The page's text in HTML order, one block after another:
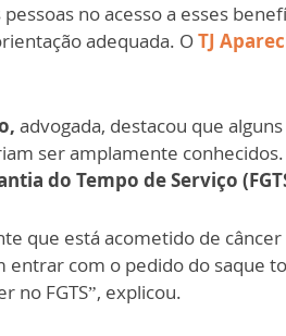
no acesso a esses
adequada. OTJ
advogada, destacou que
ser amplamente
do Tempo de Serviço
que está acometido de
entrar com o pedido do saque
no FGTS”, explicou.